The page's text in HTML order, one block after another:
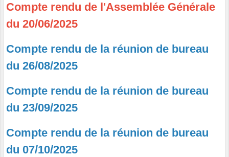
Compte rendu de l'Assemblée Générale
du 20/06/2025
Compte rendu de la réunion de bureau
du 26/08/2025
Compte rendu de la réunion de bureau
du 23/09/2025
Compte rendu de la réunion de bureau
du 07/10/2025